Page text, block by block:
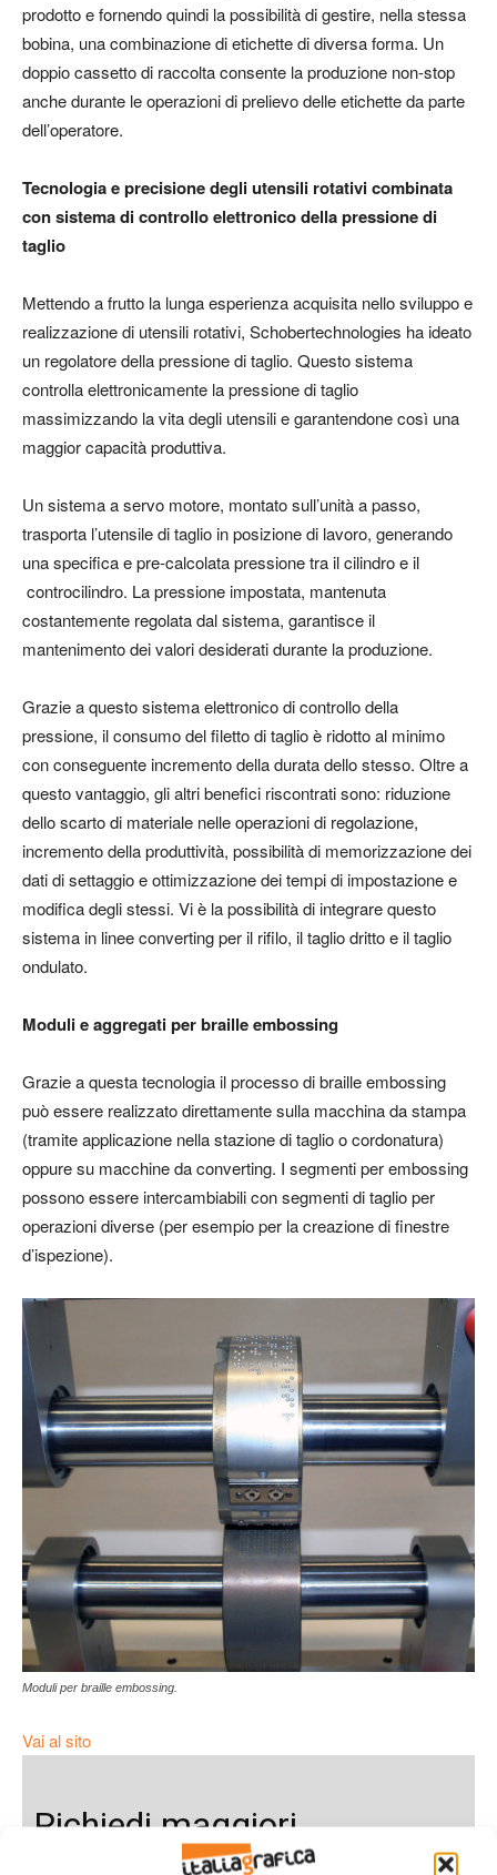
prodotto e fornendo quindi la possibilità di gestire, nella stessa
bobina, una combinazione di etichette di diversa forma. Un
doppio cassetto di raccolta consente la produzione non-stop
anche durante le operazioni di prelievo delle etichette da parte
dell’operatore.
Tecnologia e precisione degli utensili rotativi combinata
con sistema di controllo elettronico della pressione di
taglio
Mettendo a frutto la lunga esperienza acquisita nello sviluppo e
realizzazione di utensili rotativi, Schobertechnologies ha ideato
un regolatore della pressione di taglio. Questo sistema
controlla elettronicamente la pressione di taglio
massimizzando la vita degli utensili e garantendone così una
maggior capacità produttiva.
Un sistema a servo motore, montato sull’unità a passo,
trasporta l’utensile di taglio in posizione di lavoro, generando
una specifica e pre-calcolata pressione tra il cilindro e il
controcilindro. La pressione impostata, mantenuta
costantemente regolata dal sistema, garantisce il
mantenimento dei valori desiderati durante la produzione.
Grazie a questo sistema elettronico di controllo della
pressione, il consumo del filetto di taglio è ridotto al minimo
con conseguente incremento della durata dello stesso. Oltre a
questo vantaggio, gli altri benefici riscontrati sono: riduzione
dello scarto di materiale nelle operazioni di regolazione,
incremento della produttività, possibilità di memorizzazione dei
dati di settaggio e ottimizzazione dei tempi di impostazione e
modifica degli stessi. Vi è la possibilità di integrare questo
sistema in linee converting per il rifilo, il taglio dritto e il taglio
ondulato.
Moduli e aggregati per braille embossing
Grazie a questa tecnologia il processo di braille embossing
può essere realizzato direttamente sulla macchina da stampa
(tramite applicazione nella stazione di taglio o cordonatura)
oppure su macchine da converting. I segmenti per embossing
possono essere intercambiabili con segmenti di taglio per
operazioni diverse (per esempio per la creazione di finestre
d’ispezione).
Moduli per braille embossing.
Vai al sito
Richiedi maggiori